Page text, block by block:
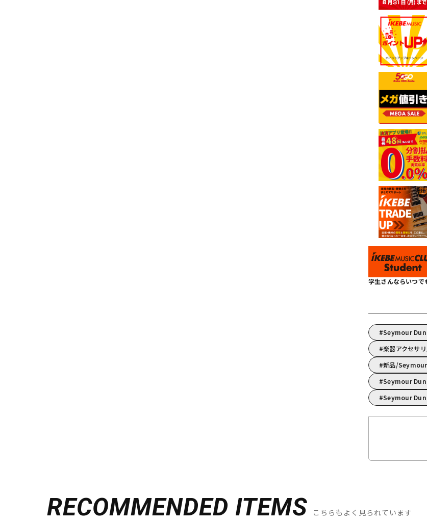
学生さんならいつ
Seymour
楽器アクセサ
新品/
Seymour
Seymour
RECOMMENDED ITEMS こちらもよく見られています